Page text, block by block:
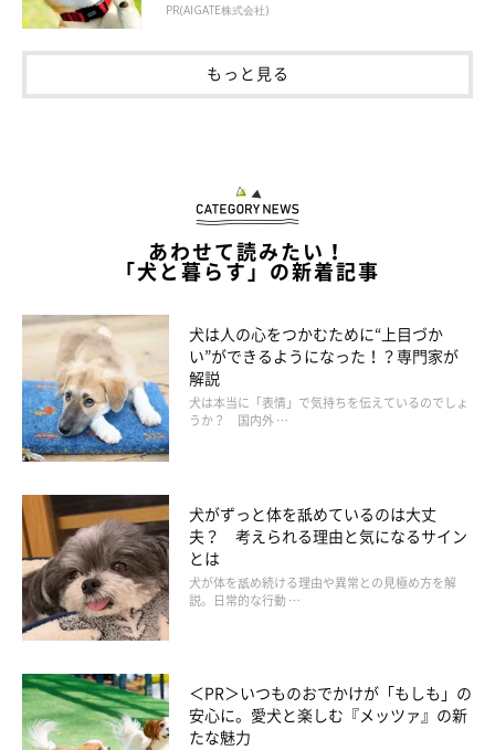
PR(AIGATE株式会社)
もっと見る
あわせて読みたい！
「犬と暮らす」の新着記事
犬は人の心をつかむために“上目づか
い”ができるようになった！？専門家が
解説
犬は本当に「表情」で気持ちを伝えているのでしょ
うか？ 国内外 …
犬がずっと体を舐めているのは大丈
夫？ 考えられる理由と気になるサイン
とは
犬が体を舐め続ける理由や異常との見極め方を解
説。日常的な行動 …
＜PR＞いつものおでかけが「もしも」の
安心に。愛犬と楽しむ『メッツァ』の新
たな魅力